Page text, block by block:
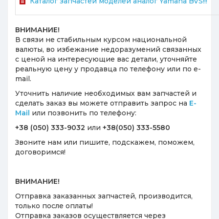
ВНИМАНИЕ!
В связи не стабильным курсом национальной
валюты, во избежание недоразумений связанных
с ценой на интересующие вас детали, уточняйте
реальную цену у продавца по телефону или по e-
mail.
Уточнить наличие необходимых вам запчастей и
сделать заказ вы можете отправить запрос на E-
Mail или позвонить по телефону:
+38 (050) 333-9032 или +38(050) 333-5580
Звоните нам или пишите, подскажем, поможем,
договоримся!
ВНИМАНИЕ!
Отправка заказанных запчастей, производится,
только после оплаты!
Отправка заказов осуществляется через